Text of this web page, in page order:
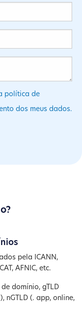
política de
dos meus dados.
pela ICANN,
AFNIC, etc.
domínio, gTLD
nGTLD (. app, online,